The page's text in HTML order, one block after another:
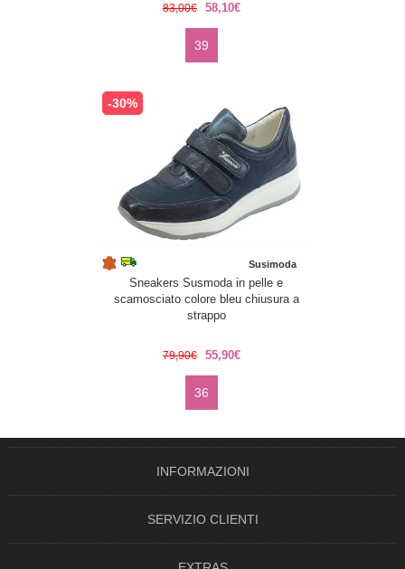
83,00€ 58,10€
39
-30%
Susimoda
Sneakers Susmoda in pelle e
scamosciato colore bleu chiusura a
strappo
79,90€ 55,90€
36
INFORMAZIONI
SERVIZIO CLIENTI